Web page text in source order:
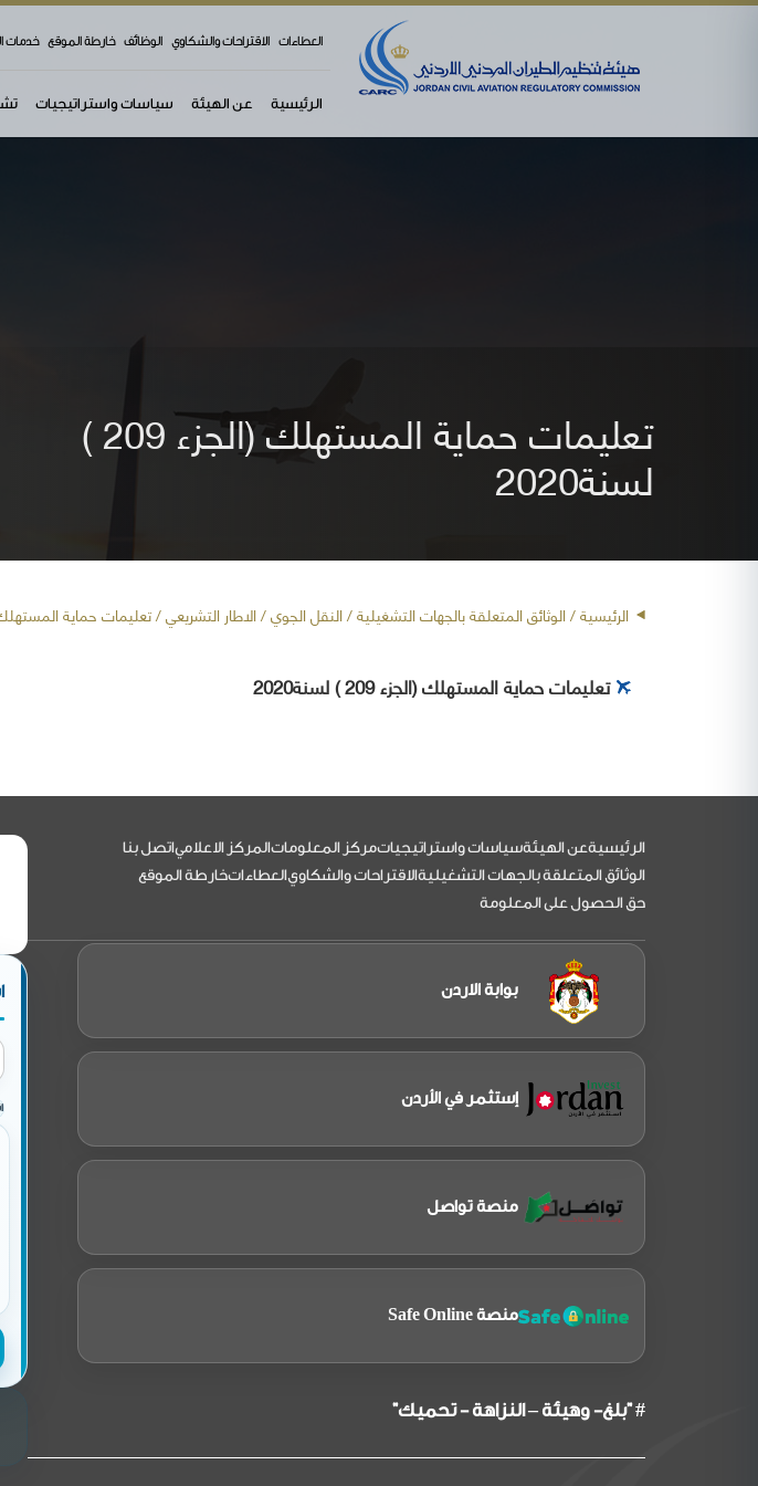
العطاءات الاقتراحات والشكاوي الوظائف خارطة الموقع خدمات
الرئيسية عن الهيئة سياسات واستراتيجيات
تعليمات حماية المستهلك (الجزء 209 )
لسنة2020
الرئيسية/ الوثائق المتعلقة بالجهات التشغيلية /النقل الجوي/ الاطار التشريعي / تعليمات حماية المستهلك (الجزء 209
تعليمات حماية المستهلك (الجزء 209 ) لسنة2020
التذييل
الرئيسيةعن الهيئةسياسات واستراتيجياتمركز المعلوماتالمركز الاعلامياتصل بنا
الوثائق المتعلقة بالجهات التشغيليةالاقتراحات والشكاويالعطاءاتخارطة الموقع
حق الحصول على المعلومة
بوابة الاردن
إستثمر في الأردن
منصة تواصل
منصة Safe Online
# "بلغ- وهيئة – النزاهة - تحميك"